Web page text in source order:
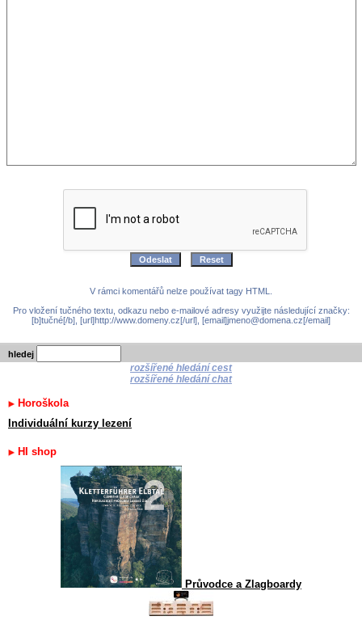
V rámci komentářů nelze používat tagy HTML.
Pro vložení tučného textu, odkazu nebo e-mailové adresy využijte následující značky:
[b]tučné[/b], [url]http://www.domeny.cz[/url], [email]jmeno@domena.cz[/email]
hledej
rozšířené hledání cest
rozšířené hledání chat
Horoškola
Individuální kurzy lezení
HI shop
Průvodce a Zlagboardy